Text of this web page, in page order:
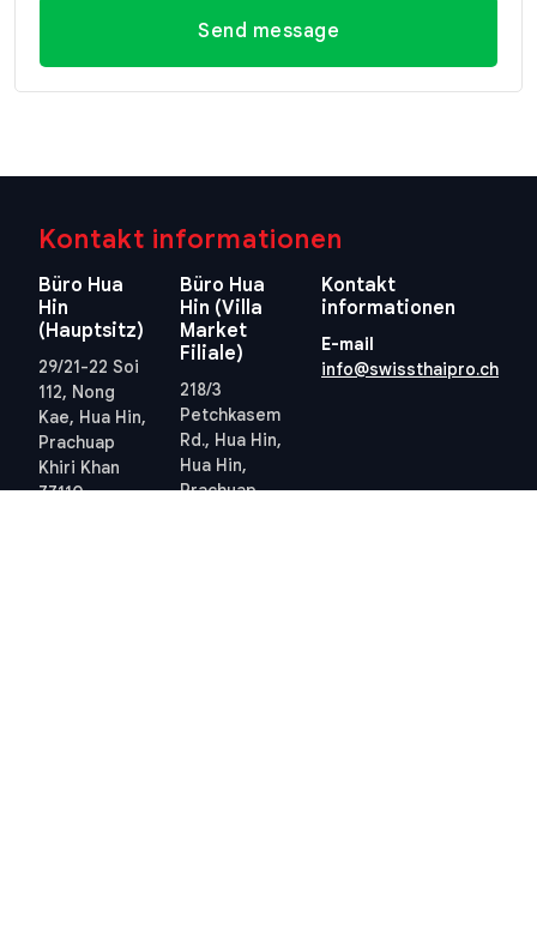
Send message
Kontakt informationen
Büro Hua
Hin
(Hauptsitz)
29/21-22 Soi
112, Nong
Kae, Hua Hin,
Prachuap
Khiri Khan
77110
Büro Hua
Hin (Villa
Market
Filiale)
218/3
Petchkasem
Rd., Hua Hin,
Hua Hin,
Prachuap
Kontakt
informationen
E-mail
info@swissthaipro.ch